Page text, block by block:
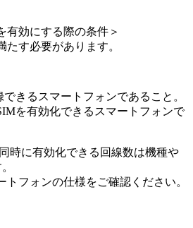
有効にする際の条件 ＞
たす必要があります。
きるスマートフォンであること。
を有効化できるスマートフォンで
時に有効化できる回線数は機種や
フォンの仕様をご確認ください。